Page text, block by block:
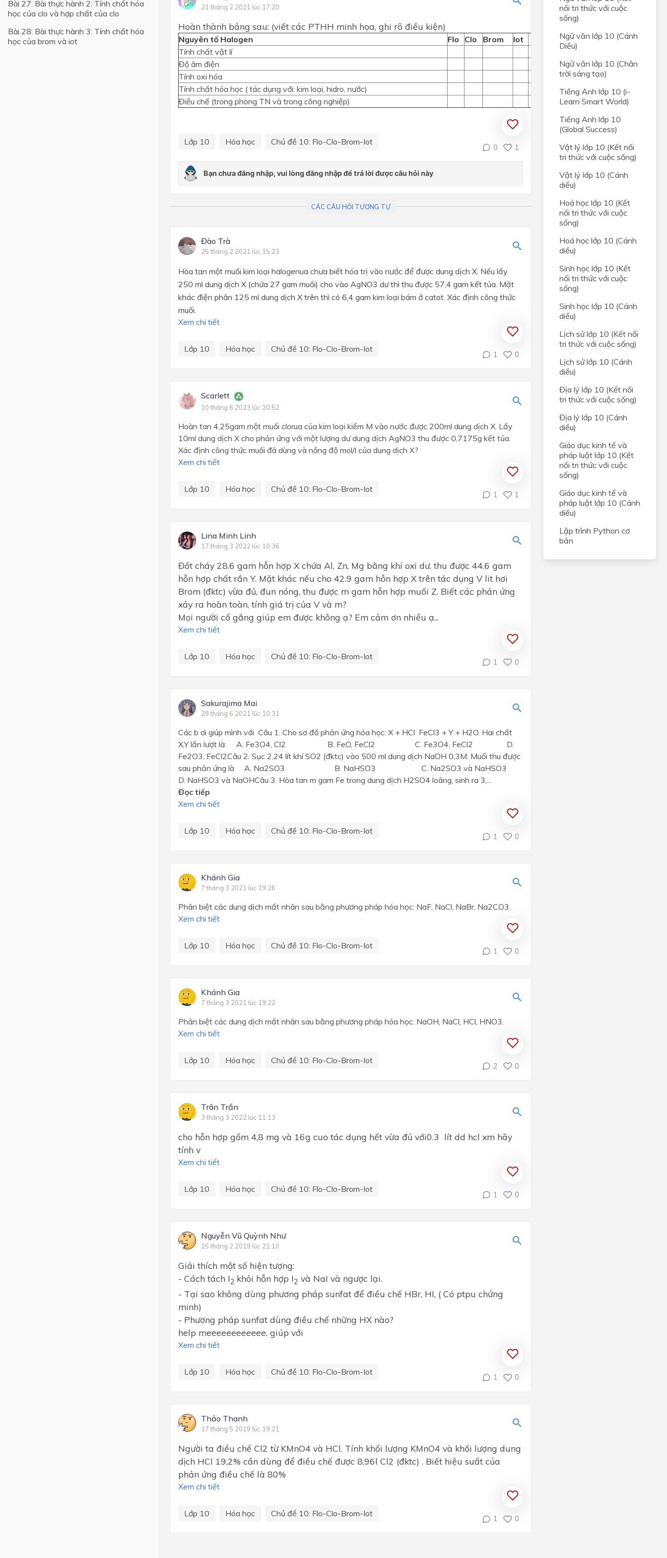
Lớp 4
Lớp 3
Chương 2. Bảng tuần hoàn các
nguyên tố hóa học và Định luật
Ôn tập giữa kì I
Chương 3. Liên kết hóa học
Chủ đề 3: LIÊN KẾT HOÁ HỌC
khử
Chủ đề 5: NĂNG LƯỢNG HOÁ
Chương 5. Nhóm Halogen
Chương 6. Oxi - Lưu huỳnh
Chương 7: NGUYÊN TỐ NHÓM
Chương 3: LIÊN KẾT HOÁ HỌC
Bài 27: Bài thực hành 2: Tính chất hóa
học của clo và hợp chất của clo
Bài 28: Bài thực hành 3: Tính chất hóa
học của brom và iot
21 tháng 2 2021 lúc 17:20
Hoàn thành bảng sau: (viết các PTHH minh họa, ghi rõ điều kiện)
Nguyên tố Halogen Flo Clo Brom
Iot
Tính chất vật lí
Độ âm điện
Tính oxi hóa
Tính chất hóa học ( tác dụng với: kim loại, hidro, nước)
Điều chế (trong phòng TN và trong công nghiệp)
Lớp 10 Hóa học Chủ đề 10: Flo-Clo-Brom-Iot
0 1
CÁC CÂU HỎI TƯƠNG TỰ
Đào Trà
25 tháng 2 2021 lúc 15:23
Hòa tan một muối kim loại halogenua chưa biết hóa trị vào nước để được dung dịch X. Nếu lấy
250 ml dung dịch X (chứa 27 gam muối) cho vào AgNO3 dư thì thu được 57,4 gam kết tủa. Mặt
khác điện phân 125 ml dung dịch X trên thì có 6,4 gam kim loại bám ở catot. Xác định công thức
muối.
Xem chi tiết
Lớp 10 Hóa học Chủ đề 10: Flo-Clo-Brom-Iot
1 0
Scarlett
10 tháng 6 2023 lúc 20:52
Hoàn tan 4,25gam một muối clorua của kim loại kiềm M vào nước được 200ml dung dịch X. Lấy
10ml dung dịch X cho phản ứng với một lượng dư dung dịch AgNO3 thu được 0,7175g kết tủa.
Xác định công thức muối đã dùng và nồng độ mol/l của dung dịch X?
Xem chi tiết
Lớp 10 Hóa học Chủ đề 10: Flo-Clo-Brom-Iot
1 1
Lina Minh Linh
17 tháng 3 2022 lúc 10:36
Đốt cháy 28.6 gam hỗn hợp X chứa Al, Zn, Mg bằng khí oxi dư, thu được 44.6 gam
hỗn hợp chất rắn Y. Mặt khác nếu cho 42.9 gam hỗn hợp X trên tác dụng V lit hơi
Brom (đktc) vừa đủ, đun nóng, thu được m gam hỗn hợp muối Z. Biết các phản ứng
xảy ra hoàn toàn, tính giá trị của V và m?
Mọi người cố gắng giúp em được không ạ? Em cảm ơn nhiều ạ...
Xem chi tiết
Lớp 10 Hóa học Chủ đề 10: Flo-Clo-Brom-Iot
1 0
Sakurajima Mai
29 tháng 6 2021 lúc 10:31
Các b ơi giúp mình với Câu 1. Cho sơ đồ phản ứng hóa học: X + HCl FeCl3 + Y + H2O. Hai chất
X,Y lần lượt là: A. Fe3O4, Cl2 B. FeO, FeCl2 C. Fe3O4, FeCl2 D.
Fe2O3, FeCl2Câu 2. Sục 2,24 lít khí SO2 (đktc) vào 500 ml dung dịch NaOH 0,3M. Muối thu được
sau phản ứng là A. Na2SO3 B. NaHSO3 C. Na2SO3 và NaHSO3
D. NaHSO3 và NaOHCâu 3. Hòa tan m gam Fe trong dung dịch H2SO4 loãng, sinh ra 3,...
Đọc tiếp
Xem chi tiết
Lớp 10 Hóa học Chủ đề 10: Flo-Clo-Brom-Iot
1 0
Khánh Gia
7 tháng 3 2021 lúc 19:26
Phân biệt các dung dịch mất nhãn sau bằng phương pháp hóa học: NaF, NaCl, NaBr, Na2CO3.
Xem chi tiết
Lớp 10 Hóa học Chủ đề 10: Flo-Clo-Brom-Iot
1 0
Khánh Gia
7 tháng 3 2021 lúc 19:22
Phân biệt các dung dịch mất nhãn sau bằng phương pháp hóa học: NaOH, NaCl, HCl, HNO3.
Xem chi tiết
Lớp 10 Hóa học Chủ đề 10: Flo-Clo-Brom-Iot
2 0
Trân Trần
3 tháng 3 2022 lúc 11:13
cho hỗn hợp gồm 4,8 mg và 16g cuo tác dụng hết vừa đủ với0.3 lít dd hcl xm hãy
tính v
Xem chi tiết
Lớp 10 Hóa học Chủ đề 10: Flo-Clo-Brom-Iot
1 0
Nguyễn Vũ Quỳnh Như
15 tháng 2 2019 lúc 21:10
Giải thích một số hiện tượng:
- Cách tách I2 khỏi hỗn hợp I2 và NaI và ngược lại.
- Tại sao không dùng phương pháp sunfat để điều chế HBr, HI, ( Có ptpu chứng
minh)
- Phương pháp sunfat dùng điều chế những HX nào?
help meeeeeeeeeeee. giúp với
Xem chi tiết
Lớp 10 Hóa học Chủ đề 10: Flo-Clo-Brom-Iot
1 0
Thảo Thanh
17 tháng 5 2019 lúc 19:21
Người ta điều chế Cl2 từ KMnO4 và HCl. Tính khối lượng KMnO4 và khối lượng dung
dịch HCl 19,2% cần dùng để điều chế được 8,96l Cl2 (đktc) . Biết hiệu suất của
phản ứng điều chế là 80%
Xem chi tiết
Lớp 10 Hóa học Chủ đề 10: Flo-Clo-Brom-Iot
1 0
nối tri thức với cuộc
sống)
Ngữ văn lớp 10 (Cánh
Diều)
Ngữ văn lớp 10 (Chân
trời sáng tạo)
Tiếng Anh lớp 10 (i-
Learn Smart World)
Tiếng Anh lớp 10
(Global Success)
Vật lý lớp 10 (Kết nối
tri thức với cuộc sống)
Vật lý lớp 10 (Cánh
diều)
Hoá học lớp 10 (Kết
nối tri thức với cuộc
sống)
Hoá học lớp 10 (Cánh
diều)
Sinh học lớp 10 (Kết
nối tri thức với cuộc
sống)
Sinh học lớp 10 (Cánh
diều)
Lịch sử lớp 10 (Kết nối
tri thức với cuộc sống)
Lịch sử lớp 10 (Cánh
diều)
Địa lý lớp 10 (Kết nối
tri thức với cuộc sống)
Địa lý lớp 10 (Cánh
diều)
Giáo dục kinh tế và
pháp luật lớp 10 (Kết
nối tri thức với cuộc
sống)
Giáo dục kinh tế và
pháp luật lớp 10 (Cánh
diều)
Lập trình Python cơ
bản